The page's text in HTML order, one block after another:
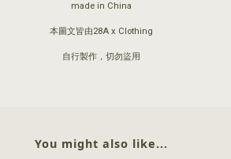
made in China
本圖文皆由28A x Clothing
自行製作，切勿盜用
You might also like...